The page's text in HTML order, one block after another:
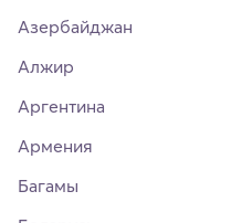
Азербайджан
Алжир
Аргентина
Армения
Багамы